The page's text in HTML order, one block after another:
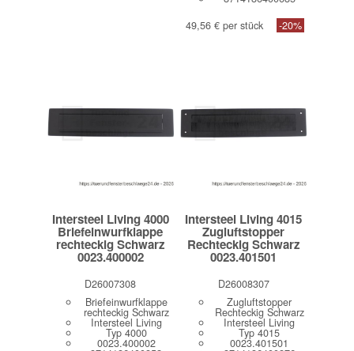
49,56 € per stück
-20%
Intersteel Living 4000
Briefeinwurfklappe
rechteckig Schwarz
0023.400002
D26007308
Briefeinwurfklappe
rechteckig Schwarz
Intersteel Living
Typ 4000
0023.400002
Intersteel Living 4015
Zugluftstopper
Rechteckig Schwarz
0023.401501
D26008307
Zugluftstopper
Rechteckig Schwarz
Intersteel Living
Typ 4015
0023.401501